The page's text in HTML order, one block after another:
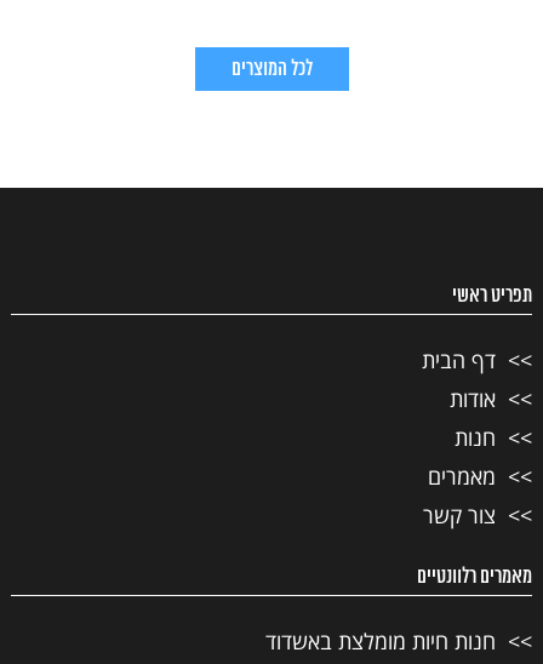
לכל המוצרים
תפריט ראשי
דף הבית
אודות
חנות
מאמרים
צור קשר
מאמרים רלוונטיים
חנות חיות מומלצת באשדוד